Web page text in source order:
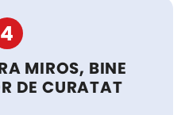
4
MIROS, BINE
DE CURATAT